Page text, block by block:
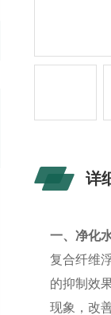
详
一、净化
复合纤维
的抑制效
现象，改